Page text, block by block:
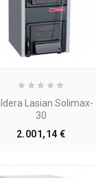
Lasian Solimax-
30
2.001,14 €Precio